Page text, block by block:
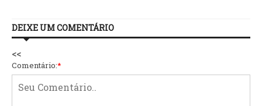
DEIXE UM COMENTÁRIO
<<
Comentário:*